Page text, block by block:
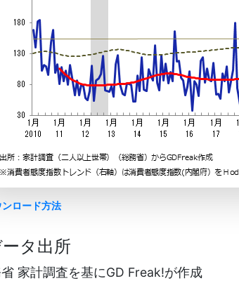
ンロード方法
タ出所
家計調査を基にGD Freak!が作成